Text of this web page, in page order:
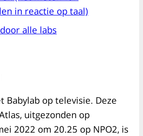
in reactie op taal)
alle labs
Babylab op televisie. Deze
uitgezonden op
2022 om 20.25 op NPO2, is